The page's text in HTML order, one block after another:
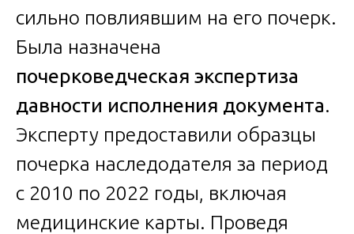
сильно повлиявшим на его почерк.
Была назначена
почерковедческая экспертиза
давности исполнения документа.
Эксперту предоставили образцы
почерка наследодателя за период
с 2010 по 2022 годы, включая
медицинские карты. Проведя